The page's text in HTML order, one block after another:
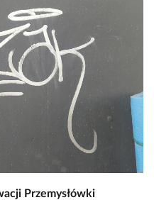
Przemysłówki